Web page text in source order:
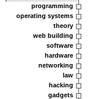
programming
operating systems
theory
web building
software
hardware
networking
law
hacking
gadgets